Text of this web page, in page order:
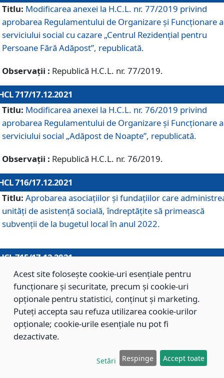
Titlu: Modificarea anexei la H.C.L. nr. 77/2019 privind
aprobarea Regulamentului de Organizare și Funcționare
serviciului social cu cazare „Centrul Rezidențial pentru
Persoane Fără Adăpost”, republicată.
Observații : Republică H.C.L. nr. 77/2019.
717/17.12.2021
Titlu: Modificarea anexei la H.C.L. nr. 76/2019 privind
aprobarea Regulamentului de Organizare şi Funcționare
serviciului social „Adăpost de Noapte”, republicată.
Observații : Republică H.C.L. nr. 76/2019.
716/17.12.2021
Titlu: Aprobarea asociaţiilor şi fundaţiilor care
unităţi de asistenţă socială, îndreptăţite să primească
subvenţii de la bugetul local în anul 2022.
715/17.12.2021
Titlu: Aprobarea Planului de acţiuni sau lucrări de interes
local pentru anul 2022.
714/17.12.2021
Titlu: Modificarea Anexei la H.C.L. nr. 709/2020 privind
aprobarea Regulamentului de Organizare şi Funcţionare
Direcţiei de Asistenţă Socială Braşov.
Acest site folosește cookie-uri esențiale pentru
funcționare și securitate, precum și cookie-uri
opționale pentru statistici, conținut și marketing.
Puteți accepta sau refuza utilizarea cookie-urilor
opționale; cookie-urile esențiale nu pot fi
dezactivate.
Setări Respinge Accept toate